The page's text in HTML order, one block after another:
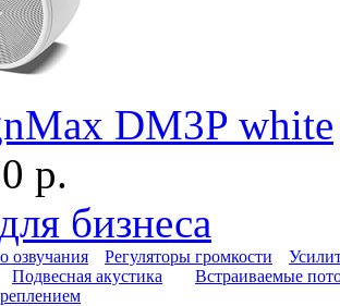
DM3P white
р.
бизнеса
озвучания Регуляторы громкости
Подвесная акустика
Встраиваемые